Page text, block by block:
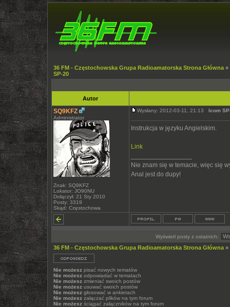
36 FM - Częstochowska Grupa Radioamatorska Strona Główna »
SP-20
Autor
SQ9KFZ
Administrator
Znak: SQ9KFZ
Lokator: JO90NU
Dołączył: 21 Sty 2010
Posty: 3319
Skąd: Częstochowa
Wysłany: 2012-03-11, 21:13 Icom
Instrukcja w języku Angielskim.
Link
Nie znam się w temacie, więc się
Anal jest do dupy!
Wyświetl posty z ostatnich:
36 FM - Częstochowska Grupa Radioamatorska Strona Główna »
Nie możesz pisać nowych tematów
Nie możesz odpowiadać w tematach
Nie możesz zmieniać swoich postów
Nie możesz usuwać swoich postów
Nie możesz głosować w ankietach
Nie możesz załączać plików na tym forum
Nie możesz ściągać załączników na tym forum